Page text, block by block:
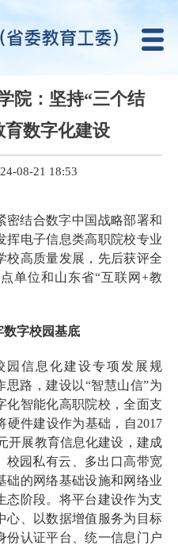
院：坚持“三个结
育数字化建设
08-21 18:53
密结合数字中国战略部署和
挥电子信息类高职院校专业
校高质量发展，先后获评全
单位和山东省“互联网+教
数字校园基底
园信息化建设专项发展规
思路，建设以“智慧山信”为
化智能化高职院校，全面支
件建设作为基础，自2017
开展教育信息化建设，建成
校园私有云、多出口高带宽
础的网络基础设施和网络业
态阶段。将平台建设作为支
心、以数据增值服务为目标
份认证平台、统一信息门户